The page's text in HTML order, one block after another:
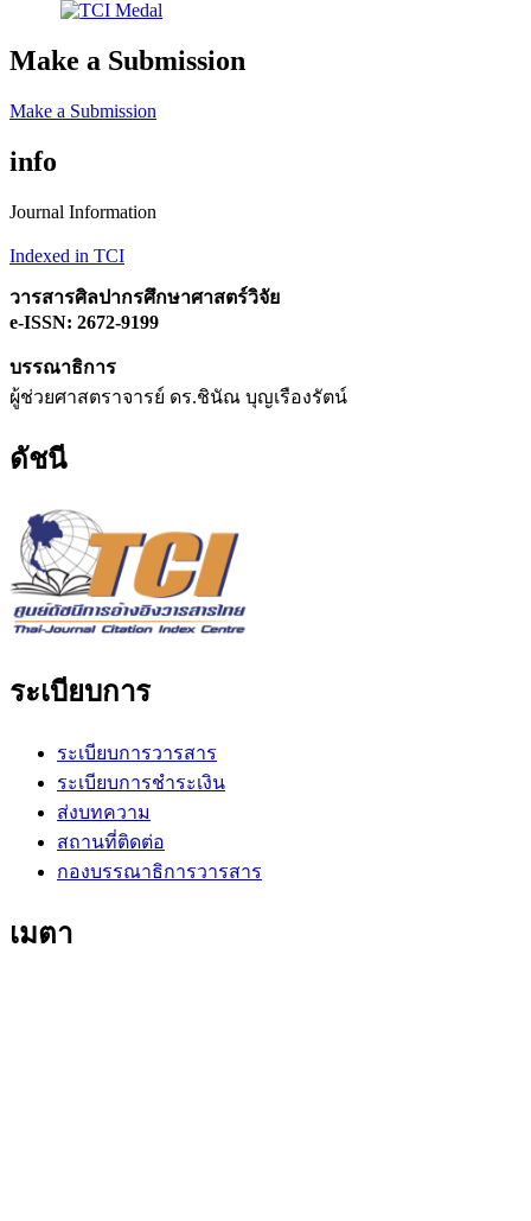
Make a Submission
Make a Submission
info
Journal Information
Indexed in TCI
วารสารศิลปากรศึกษาศาสตร์วิจัย
e-ISSN: 2672-9199
บรรณาธิการ
ผู้ช่วยศาสตราจารย์ ดร.ชินัณ บุญเรืองรัตน์
ดัชนี
ระเบียบการ
ระเบียบการวารสาร
ระเบียบการชำระเงิน
ส่งบทความ
สถานที่ติดต่อ
กองบรรณาธิการวารสาร
เมตา